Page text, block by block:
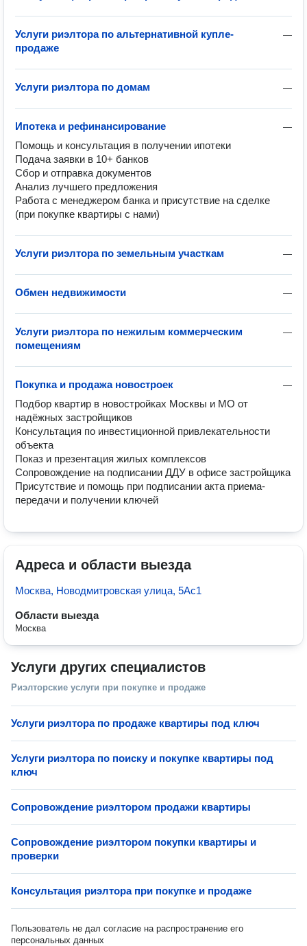
—
Услуги риэлтора по альтернативной купле-
продаже
—
Услуги риэлтора по домам
—
Ипотека и рефинансирование
Помощь и консультация в получении ипотеки
Подача заявки в 10+ банков
Сбор и отправка документов
Анализ лучшего предложения
Работа с менеджером банка и присутствие на сделке
(при покупке квартиры с нами)
—
Услуги риэлтора по земельным участкам
—
Обмен недвижимости
—
Услуги риэлтора по нежилым коммерческим
помещениям
—
Покупка и продажа новостроек
Подбор квартир в новостройках Москвы и МО от
надёжных застройщиков
Консультация по инвестиционной привлекательности
объекта
Показ и презентация жилых комплексов
Сопровождение на подписании ДДУ в офисе застройщика
Присутствие и помощь при подписании акта приема-
передачи и получении ключей
Адреса и области выезда
Москва, Новодмитровская улица, 5Ас1
Области выезда
Москва
Услуги других специалистов
Риэлторские услуги при покупке и продаже
Услуги риэлтора по продаже квартиры под ключ
Услуги риэлтора по поиску и покупке квартиры под
ключ
Сопровождение риэлтором продажи квартиры
Сопровождение риэлтором покупки квартиры и
проверки
Консультация риэлтора при покупке и продаже
Пользователь не дал согласие на распространение его
персональных данных